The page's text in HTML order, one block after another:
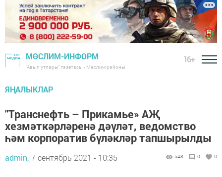
МӨСЛИМ-ИНФОРМ
"Авыл утлары" газетасы - Мөслим районы
16+
ЯҢАЛЫКЛАР
"Транснефть – Прикамье» АҖ
хезмәткәрләренә дәүләт, ведомство
һәм корпоратив бүләкләр тапшырылды
admin, 7 сентябрь 2021 - 10:35 548 0 0